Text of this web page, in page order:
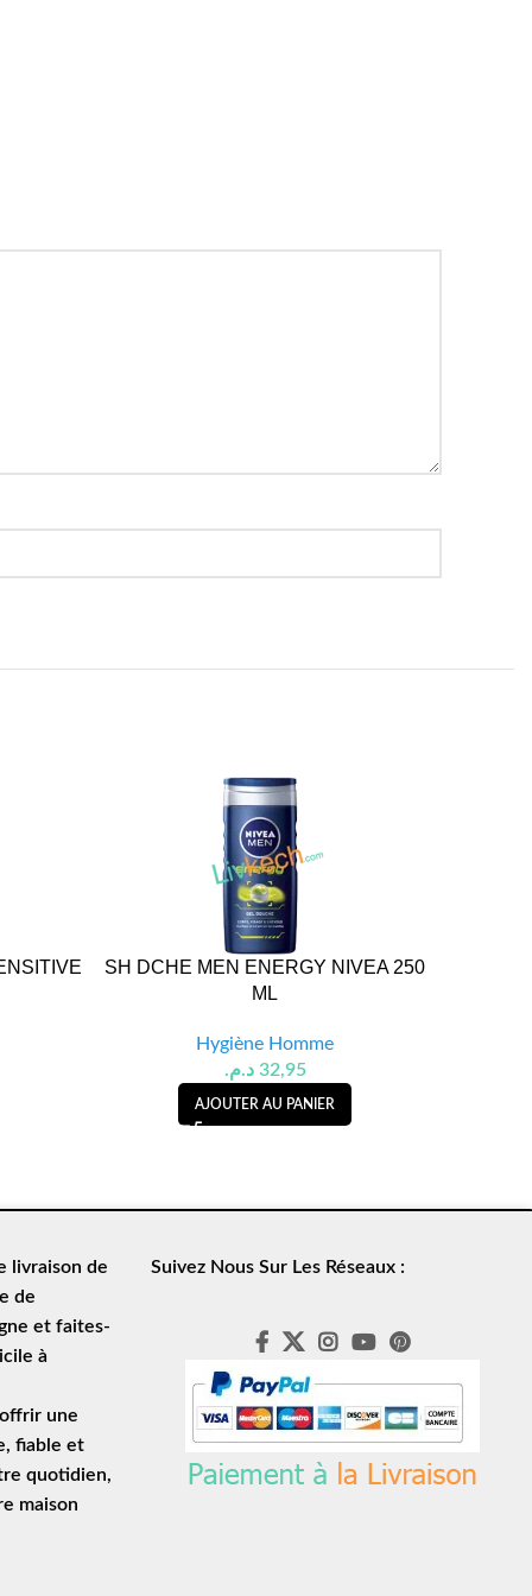
SH DCHE MEN ENERGY NIVEA 250
ML
Hygiène Homme
32,95 د.م.
AJOUTER AU PANIER
livraison de
de
et faites-
à
une
, fiable et
quotidien,
maison
Suivez Nous Sur Les Réseaux :